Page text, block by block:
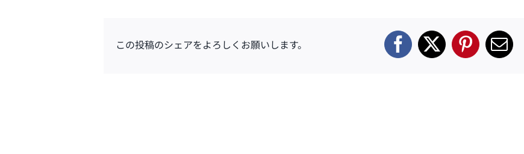
この投稿のシェアをよろしくお願いします。 Facebook
X Pinterest
電